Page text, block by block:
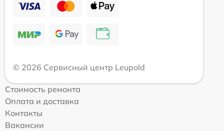
© 2026 Сервисный центр Leupold
Стоимость ремонта
Оплата и доставка
Контакты
Вакансии